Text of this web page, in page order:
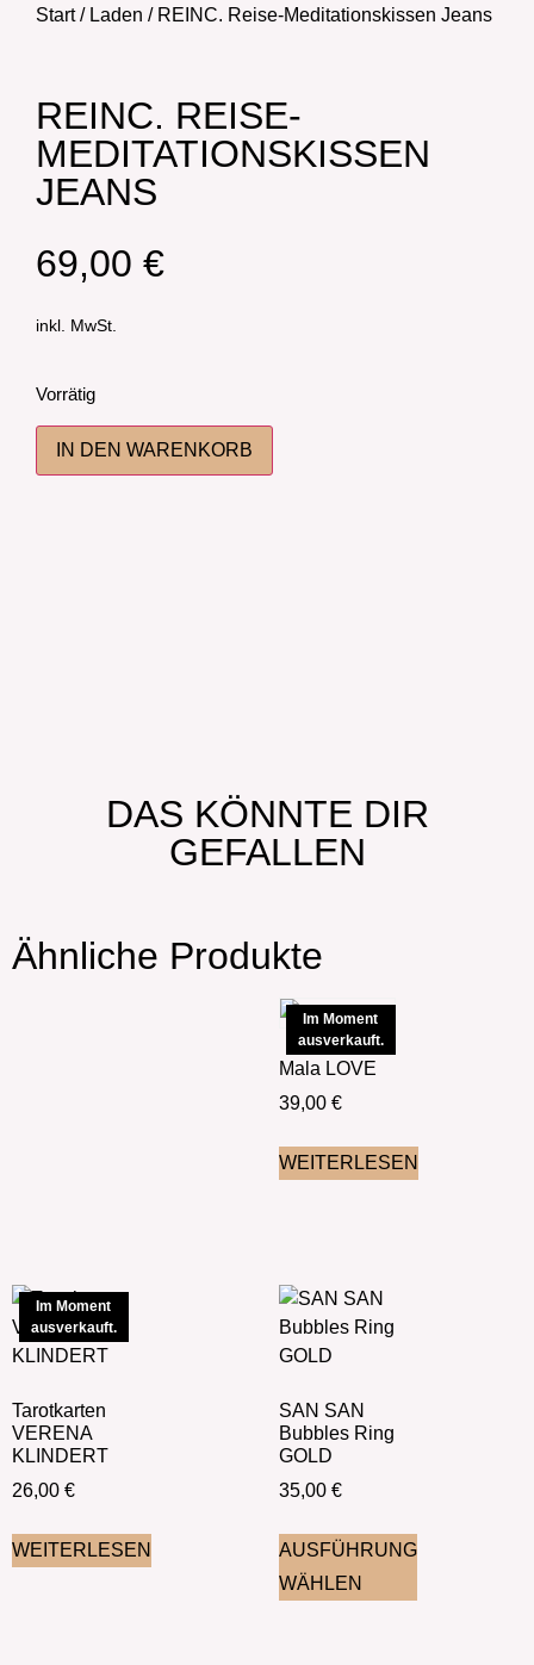
Start/ Laden / REINC. Reise-Meditationskissen Jeans
REINC. REISE-
MEDITATIONSKISSEN
JEANS
69,00 €
inkl. MwSt.
Vorrätig
IN DEN WARENKORB
DAS KÖNNTE DIR
GEFALLEN
Ähnliche Produkte
Im Moment
ausverkauft.
Mala LOVE
39,00 €
WEITERLESEN
Im Moment
ausverkauft.
Tarotkarten
VERENA
KLINDERT
26,00 €
WEITERLESEN
SAN SAN
Bubbles Ring
GOLD
35,00 €
AUSFÜHRUNG
WÄHLEN